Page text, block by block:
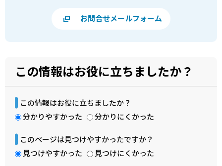
お問合せメールフォーム
この情報はお役に立ちましたか？
この情報はお役に立ちましたか？
分かりやすかった
分かりにくかった
このページは見つけやすかったですか？
見つけやすかった
見つけにくかった